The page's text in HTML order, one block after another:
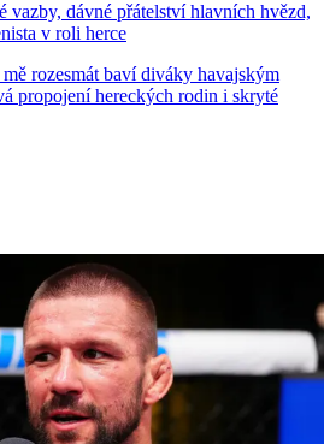
vazby, dávné přátelství hlavních hvězd,
v roli herce
rozesmát baví diváky havajským
propojení hereckých rodin i skryté